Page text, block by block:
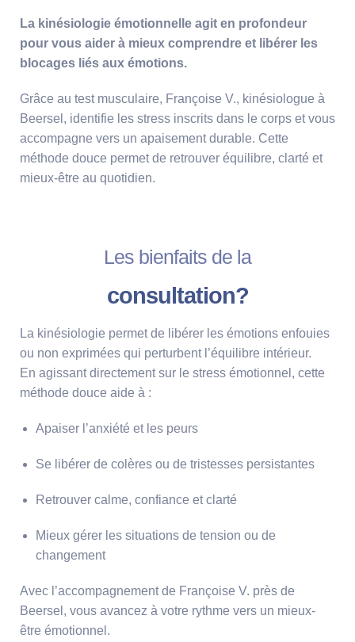
La kinésiologie émotionnelle agit en profondeur
pour vous aider à mieux comprendre et libérer les
blocages liés aux émotions.
Grâce au test musculaire, Françoise V., kinésiologue à
Beersel, identifie les stress inscrits dans le corps et vous
accompagne vers un apaisement durable. Cette
méthode douce permet de retrouver équilibre, clarté et
mieux-être au quotidien.
Les bienfaits de la
consultation?
La kinésiologie permet de libérer les émotions enfouies
ou non exprimées qui perturbent l’équilibre intérieur.
En agissant directement sur le stress émotionnel, cette
méthode douce aide à :
Apaiser l’anxiété et les peurs
Se libérer de colères ou de tristesses persistantes
Retrouver calme, confiance et clarté
Mieux gérer les situations de tension ou de
changement
Avec l’accompagnement de Françoise V. près de
Beersel, vous avancez à votre rythme vers un mieux-
être émotionnel.